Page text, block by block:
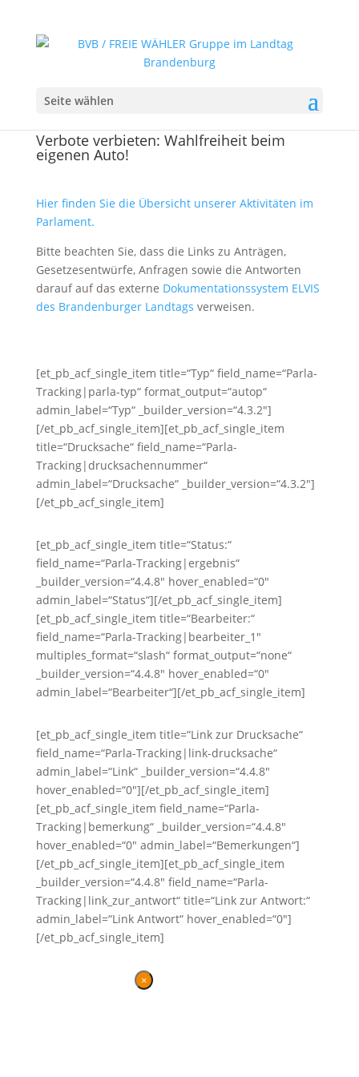
Seite wählen
Verbote verbieten: Wahlfreiheit beim
eigenen Auto!
Hier finden Sie die Übersicht unserer Aktivitäten im
Parlament.
Bitte beachten Sie, dass die Links zu Anträgen,
Gesetzesentwürfe, Anfragen sowie die Antworten
darauf auf das externe Dokumentationssystem ELVIS
des Brandenburger Landtags verweisen.
[et_pb_acf_single_item title=“Typ“ field_name=“Parla-
Tracking|parla-typ“ format_output=“autop“
admin_label=“Typ“ _builder_version=“4.3.2″]
[/et_pb_acf_single_item][et_pb_acf_single_item
title=“Drucksache“ field_name=“Parla-
Tracking|drucksachennummer“
admin_label=“Drucksache“ _builder_version=“4.3.2″]
[/et_pb_acf_single_item]
[et_pb_acf_single_item title=“Status:“
field_name=“Parla-Tracking|ergebnis“
_builder_version=“4.4.8″ hover_enabled=“0″
admin_label=“Status“][/et_pb_acf_single_item]
[et_pb_acf_single_item title=“Bearbeiter:“
field_name=“Parla-Tracking|bearbeiter_1″
multiples_format=“slash“ format_output=“none“
_builder_version=“4.4.8″ hover_enabled=“0″
admin_label=“Bearbeiter“][/et_pb_acf_single_item]
[et_pb_acf_single_item title=“Link zur Drucksache“
field_name=“Parla-Tracking|link-drucksache“
admin_label=“Link“ _builder_version=“4.4.8″
hover_enabled=“0″][/et_pb_acf_single_item]
[et_pb_acf_single_item field_name=“Parla-
Tracking|bemerkung“ _builder_version=“4.4.8″
hover_enabled=“0″ admin_label=“Bemerkungen“]
[/et_pb_acf_single_item][et_pb_acf_single_item
_builder_version=“4.4.8″ field_name=“Parla-
Tracking|link_zur_antwort“ title=“Link zur Antwort:“
admin_label=“Link Antwort“ hover_enabled=“0″]
[/et_pb_acf_single_item]
×